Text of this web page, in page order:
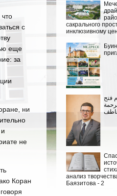
с
еще
за
ни
не
Коран
сакрального
инклюзивному
فتح
анализ
Баязитова - 2